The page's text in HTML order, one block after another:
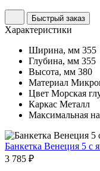
Быстрый заказ
Характеристики
Ширина, мм 355
Глубина, мм 355
Высота, мм 380
Материал
Цвет Морская
Каркас Металл
Максимальная
Банкетка Венеция 5 с
3 785 ₽